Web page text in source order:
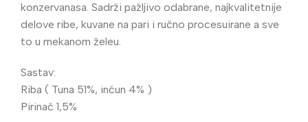
konzervanasa. Sadrži pažljivo odabrane, najkvalitetnije
delove ribe, kuvane na pari i ručno procesuirane a sve
to u mekanom želeu.
Sastav:
Riba ( Tuna 51%, inćun 4% )
Pirinač 1,5%